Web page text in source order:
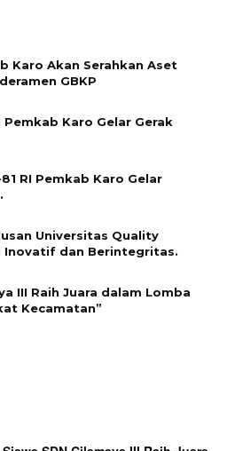
Karo Akan Serahkan Aset
GBKP
Pemkab Karo Gelar Gerak
RI Pemkab Karo Gelar
Universitas Quality
Inovatif dan Berintegritas.
III Raih Juara dalam Lomba
Kecamatan”